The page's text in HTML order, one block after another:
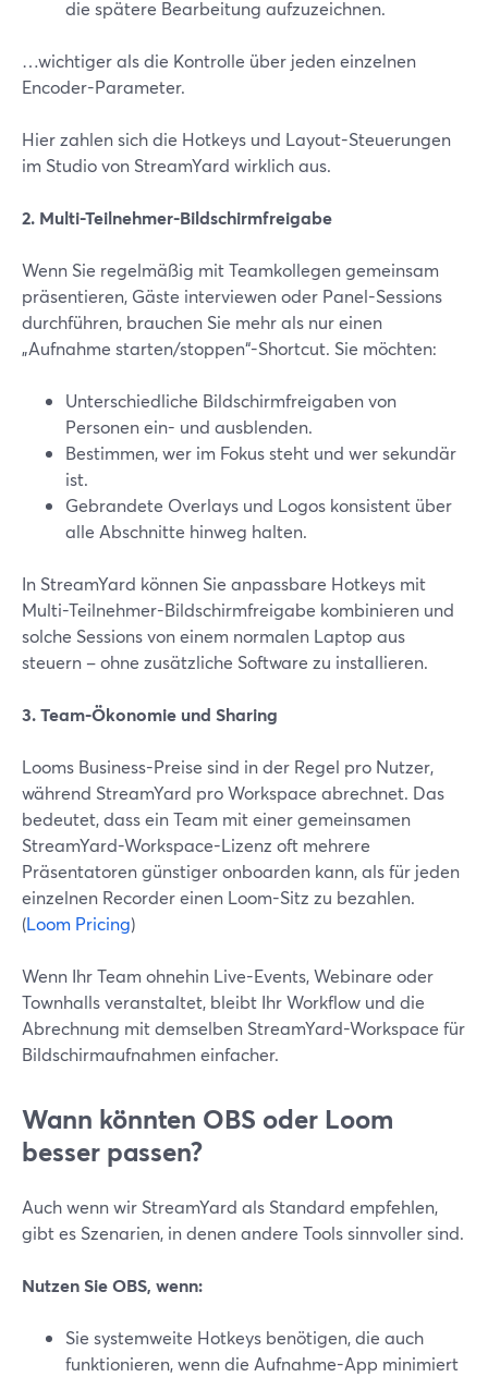
die spätere Bearbeitung aufzuzeichnen.
…wichtiger als die Kontrolle über jeden einzelnen
Encoder-Parameter.
Hier zahlen sich die Hotkeys und Layout-Steuerungen
im Studio von StreamYard wirklich aus.
2. Multi-Teilnehmer-Bildschirmfreigabe
Wenn Sie regelmäßig mit Teamkollegen gemeinsam
präsentieren, Gäste interviewen oder Panel-Sessions
durchführen, brauchen Sie mehr als nur einen
„Aufnahme starten/stoppen“-Shortcut. Sie möchten:
Unterschiedliche Bildschirmfreigaben von
Personen ein- und ausblenden.
Bestimmen, wer im Fokus steht und wer sekundär
ist.
Gebrandete Overlays und Logos konsistent über
alle Abschnitte hinweg halten.
In StreamYard können Sie anpassbare Hotkeys mit
Multi-Teilnehmer-Bildschirmfreigabe kombinieren und
solche Sessions von einem normalen Laptop aus
steuern – ohne zusätzliche Software zu installieren.
3. Team-Ökonomie und Sharing
Looms Business-Preise sind in der Regel pro Nutzer,
während StreamYard pro Workspace abrechnet. Das
bedeutet, dass ein Team mit einer gemeinsamen
StreamYard-Workspace-Lizenz oft mehrere
Präsentatoren günstiger onboarden kann, als für jeden
einzelnen Recorder einen Loom-Sitz zu bezahlen.
(Loom Pricing)
Wenn Ihr Team ohnehin Live-Events, Webinare oder
Townhalls veranstaltet, bleibt Ihr Workflow und die
Abrechnung mit demselben StreamYard-Workspace für
Bildschirmaufnahmen einfacher.
Wann könnten OBS oder Loom
besser passen?
Auch wenn wir StreamYard als Standard empfehlen,
gibt es Szenarien, in denen andere Tools sinnvoller sind.
Nutzen Sie OBS, wenn:
Sie systemweite Hotkeys benötigen, die auch
funktionieren, wenn die Aufnahme-App minimiert